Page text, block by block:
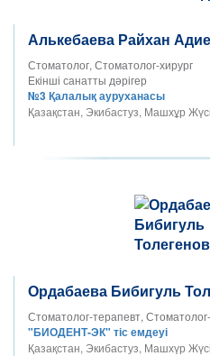
Алькебаева Райхан
Стоматолог, Стоматолог-хирург
Екінші санатты дәрігер
№3 Қалалық ауруханасы
Қазақстан, Экибастуз, Машхұр
Ордабаева Бибигуль
Стоматолог-терапевт,
"БИОДЕНТ-ЭК" тіс емдеуі
Қазақстан, Экибастуз, Машхүр